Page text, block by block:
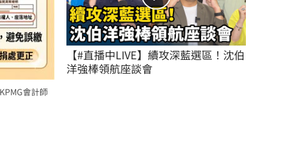
會計師
【#直播中LIVE】續攻深藍選區！沈伯
洋強棒領航座談會